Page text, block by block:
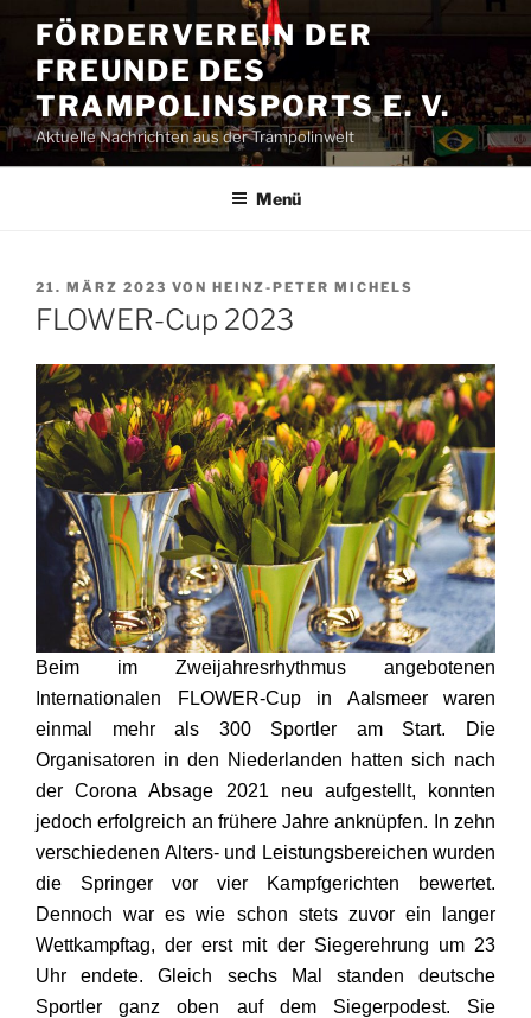
Inhalt
springen
FÖRDERVEREIN DER
FREUNDE DES
TRAMPOLINSPORTS E. V.
Aktuelle Nachrichten aus der Trampolinwelt
Menü
VERÖFFENTLICHT
AM
21. MÄRZ 2023 VON HEINZ-PETER MICHELS
FLOWER-Cup 2023
Beim im Zweijahresrhythmus angebotenen
Internationalen FLOWER-Cup in Aalsmeer waren
einmal mehr als 300 Sportler am Start. Die
Organisatoren in den Niederlanden hatten sich nach
der Corona Absage 2021 neu aufgestellt, konnten
jedoch erfolgreich an frühere Jahre anknüpfen. In zehn
verschiedenen Alters- und Leistungsbereichen wurden
die Springer vor vier Kampfgerichten bewertet.
Dennoch war es wie schon stets zuvor ein langer
Wettkampftag, der erst mit der Siegerehrung um 23
Uhr endete. Gleich sechs Mal standen deutsche
Sportler ganz oben auf dem Siegerpodest. Sie